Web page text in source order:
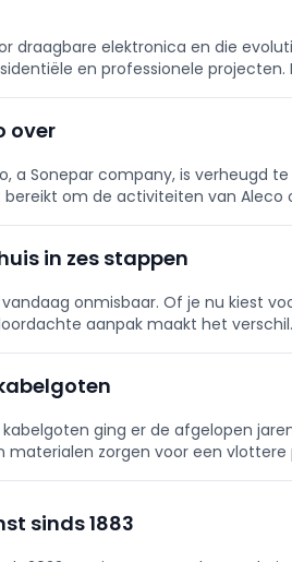
draagbare elektronica en die
en professionele
over
a Sonepar company, is verheugd
om de activiteiten van Aleco
in zes stappen
onmisbaar. Of je nu kiest
aanpak maakt het
ging er de afgelopen
materialen zorgen voor een vlottere
sinds 1883